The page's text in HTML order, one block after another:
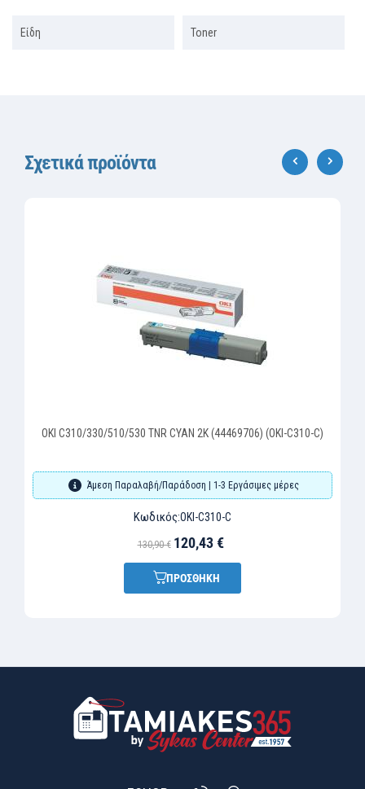
Είδη Toner
Σχετικά προϊόντα
OKI C310/330/510/530 TNR CYAN 2K (44469706) (OKI-C310-C)
Άμεση Παραλαβή/Παράδοση | 1-3 Εργάσιμες μέρες
Κωδικός:OKI-C310-C
130,90 € 120,43 €
ΠΡΟΣΘΗΚΗ